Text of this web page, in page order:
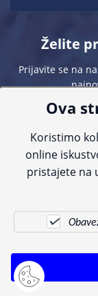
Želite
Prijavite se na
Sve navedene
informacije, ali zbog
kontaktirajte nas
Ova
Koristimo
online
pristajete na